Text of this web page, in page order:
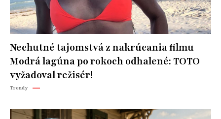
Nechutné tajomstvá z nakrúcania filmu
Modrá lagúna po rokoch odhalené: TOTO
vyžadoval režisér!
Trendy